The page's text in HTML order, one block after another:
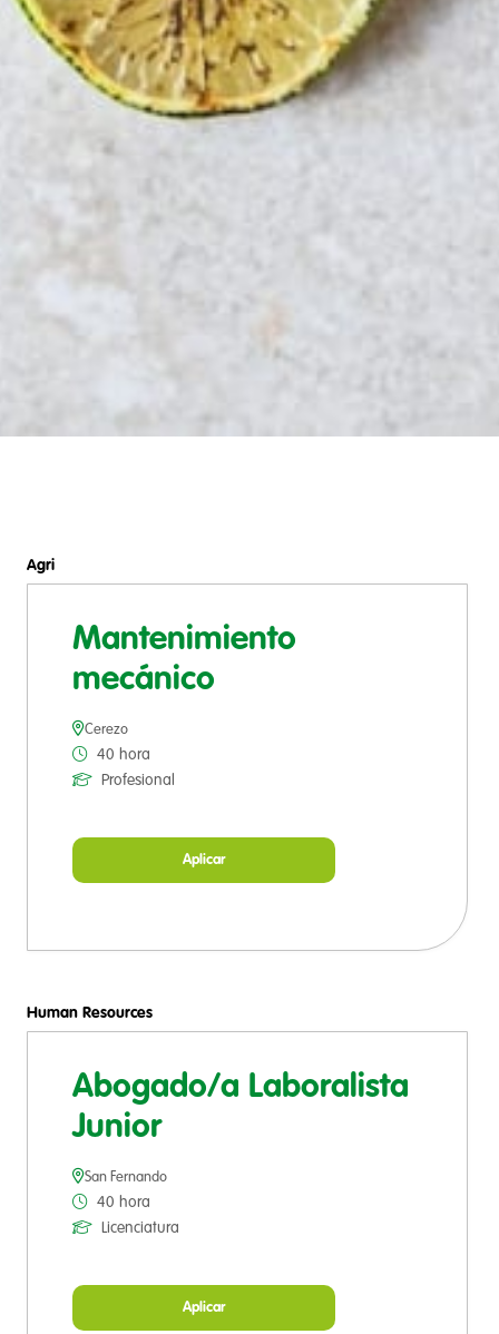
Agri
Mantenimiento
mecánico
Cerezo
40 hora
Profesional
Aplicar
Human Resources
Abogado/a Laboralista
Junior
San Fernando
40 hora
Licenciatura
Aplicar